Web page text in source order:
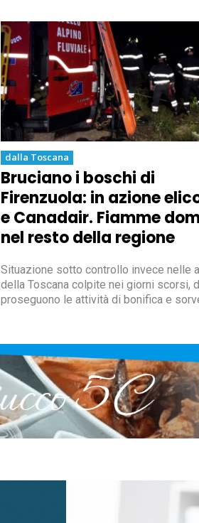
dalla Toscana
Bruciano i boschi di
Firenzuola: in azione
e Canadair. Fiamme
nel resto della regione
Situazione sotto controllo invece nelle
della Toscana colpite nei giorni scorsi,
proseguono le attività di bonifica e